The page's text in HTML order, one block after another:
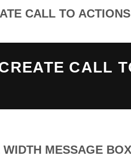
CALL TO
CALL
WIDTH MESSAGE BOX